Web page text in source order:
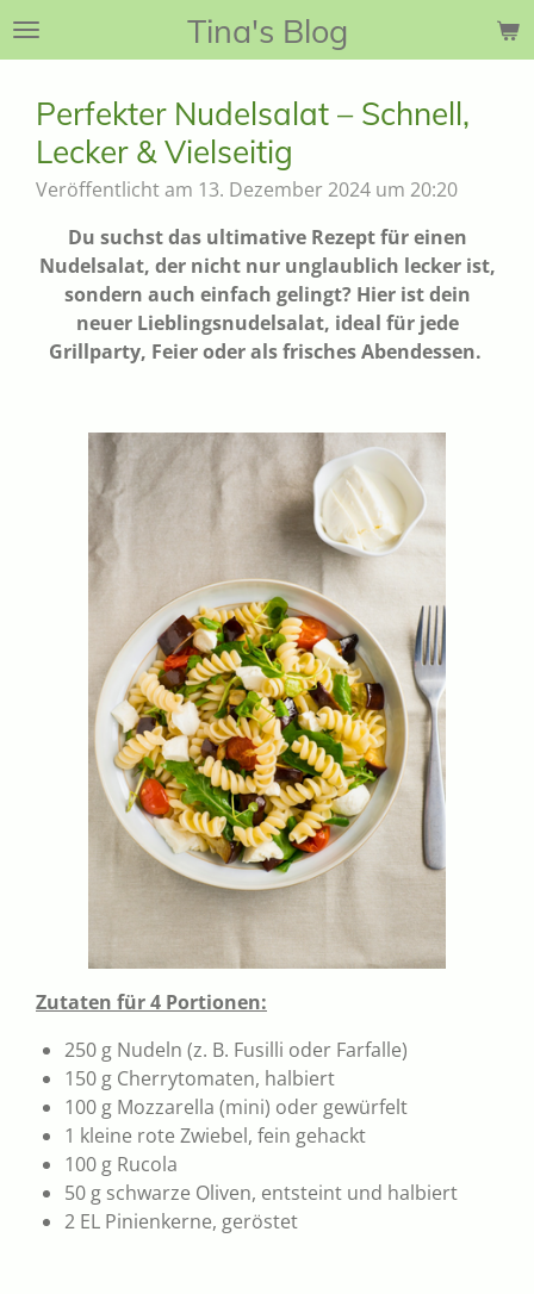
Zum
Tina's Blog
Perfekter Nudelsalat – Schnell,
Lecker & Vielseitig
Veröffentlicht am 13. Dezember 2024 um 20:20
Du suchst das ultimative Rezept für einen
Nudelsalat, der nicht nur unglaublich lecker ist,
sondern auch einfach gelingt? Hier ist dein
neuer Lieblingsnudelsalat, ideal für jede
Grillparty, Feier oder als frisches Abendessen.
Zutaten für 4 Portionen:
250 g Nudeln (z. B. Fusilli oder Farfalle)
150 g Cherrytomaten, halbiert
100 g Mozzarella (mini) oder gewürfelt
1 kleine rote Zwiebel, fein gehackt
100 g Rucola
50 g schwarze Oliven, entsteint und halbiert
2 EL Pinienkerne, geröstet